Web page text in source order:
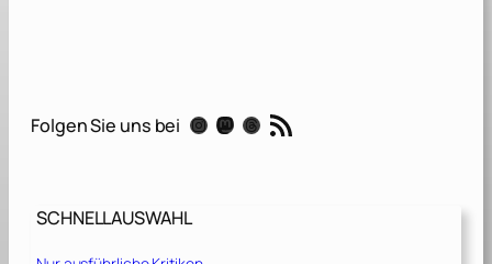
o
l
Folgen Sie uns bei Instagram Mastodon Threads RSS-Feed
SCHNELLAUSWAHL